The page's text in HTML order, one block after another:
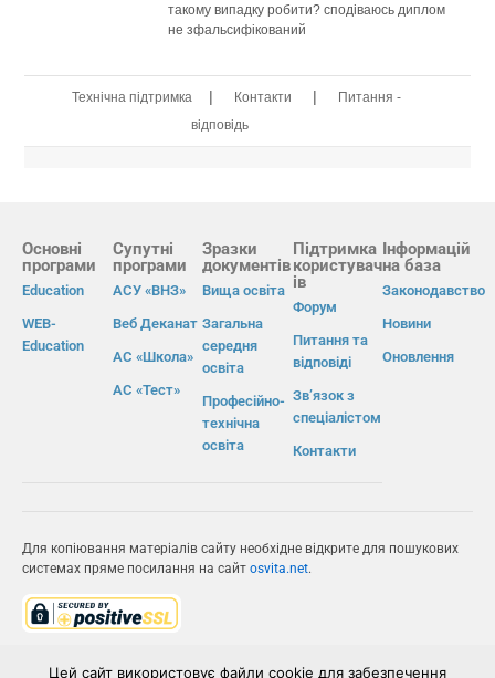
такому випадку робити? сподіваюсь диплом
не зфальсифікований
Технічна підтримка | Контакти |
Питання -
відповідь
Основні
програми
Education
WEB-
Education
Супутні
програми
АСУ «ВНЗ»
Веб Деканат
АС «Школа»
АС «Тест»
Зразки
документів
Вища освіта
Загальна
середня
освіта
Професійно-
технічна
освіта
Підтримка
користувач
ів
Форум
Питання та
відповіді
Зв’язок з
спеціалістом
Контакти
Інформацій
на база
Законодавство
Новини
Оновлення
Для копіювання матеріалів сайту необхідне відкрите для пошукових
системах пряме посилання на сайт osvita.net.
Цей сайт використовує файли cookie для забезпечення